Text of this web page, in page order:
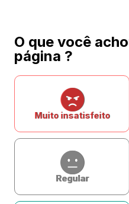
O que você
página ?
Muito insatisfeito
Regular